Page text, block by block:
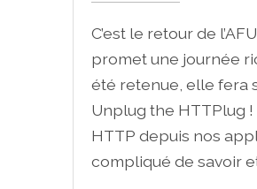
C’est le retour de
promet une journée
été retenue, elle fera
Unplug the HTTPlug
HTTP depuis nos
compliqué de savoir